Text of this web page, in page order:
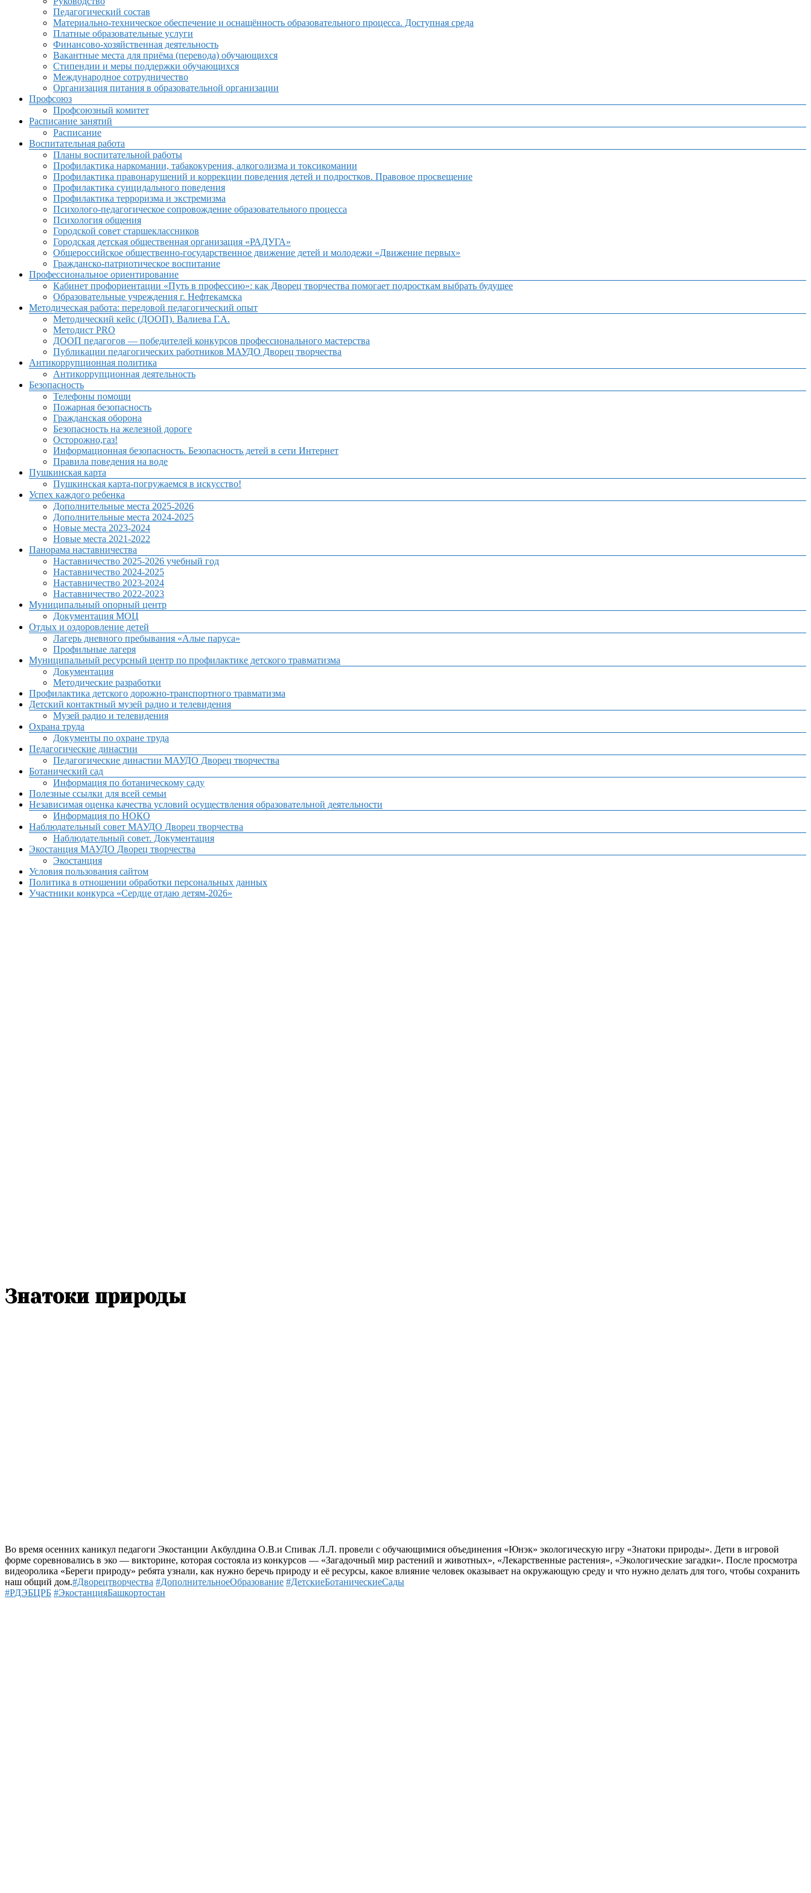
Педагогический состав
Материально-техническое обеспечение и оснащённость образовательного процесса. Доступная среда
Платные образовательные услуги
Финансово-хозяйственная деятельность
Вакантные места для приёма (перевода) обучающихся
Стипендии и меры поддержки обучающихся
Международное сотрудничество
Организация питания в образовательной организации
Профсоюз
Профсоюзный комитет
Расписание занятий
Расписание
Воспитательная работа
Планы воспитательной работы
Профилактика наркомании, табакокурения, алкоголизма и токсикомании
Профилактика правонарушений и коррекции поведения детей и подростков. Правовое просвещение
Профилактика суицидального поведения
Профилактика терроризма и экстремизма
Психолого-педагогическое сопровождение образовательного процесса
Психология общения
Городской совет старшеклассников
Городская детская общественная организация «РАДУГА»
Общероссийское общественно-государственное движение детей и молодежи «Движение первых»
Гражданско-патриотическое воспитание
Профессиональное ориентирование
Кабинет профориентации «Путь в профессию»: как Дворец творчества помогает подросткам выбрать будущее
Образовательные учреждения г. Нефтекамска
Методическая работа: передовой педагогический опыт
Методический кейс (ДООП). Валиева Г.А.
Методист PRO
ДООП педагогов — победителей конкурсов профессионального мастерства
Публикации педагогических работников МАУДО Дворец творчества
Антикоррупционная политика
Антикоррупционная деятельность
Безопасность
Телефоны помощи
Пожарная безопасность
Гражданская оборона
Безопасность на железной дороге
Осторожно,газ!
Информационная безопасность. Безопасность детей в сети Интернет
Правила поведения на воде
Пушкинская карта
Пушкинская карта-погружаемся в искусство!
Успех каждого ребенка
Дополнительные места 2025-2026
Дополнительные места 2024-2025
Новые места 2023-2024
Новые места 2021-2022
Панорама наставничества
Наставничество 2025-2026 учебный год
Наставничество 2024-2025
Наставничество 2023-2024
Наставничество 2022-2023
Муниципальный опорный центр
Документация МОЦ
Отдых и оздоровление детей
Лагерь дневного пребывания «Алые паруса»
Профильные лагеря
Муниципальный ресурсный центр по профилактике детского травматизма
Документация
Методические разработки
Профилактика детского дорожно-транспортного травматизма
Детский контактный музей радио и телевидения
Музей радио и телевидения
Охрана труда
Документы по охране труда
Педагогические династии
Педагогические династии МАУДО Дворец творчества
Ботанический сад
Информация по ботаническому саду
Полезные ссылки для всей семьи
Независимая оценка качества условий осуществления образовательной деятельности
Информация по НОКО
Наблюдательный совет МАУДО Дворец творчества
Наблюдательный совет. Документация
Экостанция МАУДО Дворец творчества
Экостанция
Условия пользования сайтом
Политика в отношении обработки персональных данных
Участники конкурса «Сердце отдаю детям-2026»
Знатоки природы
Во время осенних каникул педагоги Экостанции Акбулдина О.В.и Спивак Л.Л. провели с обучающимися объединения «Юнэк» экологическую игру «Знатоки природы». Дети в игровой
форме соревновались в эко — викторине, которая состояла из конкурсов — «Загадочный мир растений и животных», «Лекарственные растения», «Экологические загадки». После просмотра
видеоролика «Береги природу» ребята узнали, как нужно беречь природу и её ресурсы, какое влияние человек оказывает на окружающую среду и что нужно делать для того, чтобы сохранить
наш общий дом.#Дворецтворчества #ДополнительноеОбразование #ДетскиеБотаническиеСады
#РДЭБЦРБ #ЭкостанцияБашкортостан